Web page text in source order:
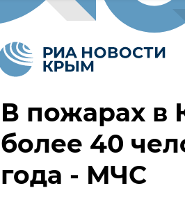
В пожарах в
более 40
года - МЧС